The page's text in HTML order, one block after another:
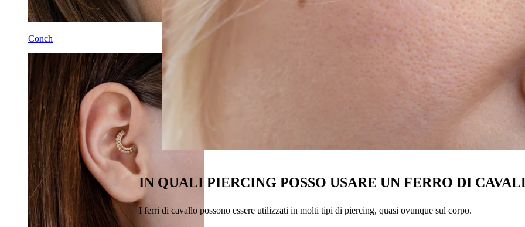
Conch
IN QUALI PIERCING POSSO USARE UN FERRO DI
I ferri di cavallo possono essere utilizzati in molti tipi di piercing, quasi ovunque sul corpo.